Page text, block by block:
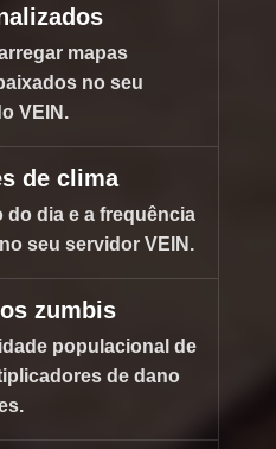
mapas
no seu
VEIN.
de clima
do dia e a frequência
seu servidor VEIN.
zumbis
populacional de
de dano